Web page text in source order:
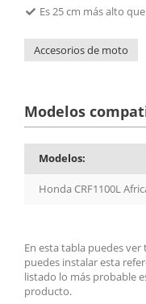
Es 25 cm más alto
Accesorios de moto
Modelos
Modelos:
Honda CRF1100L
En esta tabla puedes
puedes instalar esta
listado lo más probable
producto.